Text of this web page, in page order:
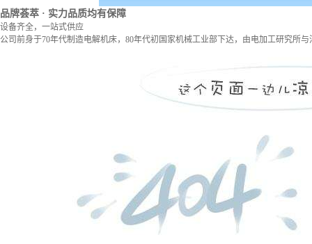
品牌荟萃 · 实力品质均有保障
设备齐全，一站式供应
公司前身于70年代制造电解机床，80年代初国家机械工业部下达，由电加工研究所